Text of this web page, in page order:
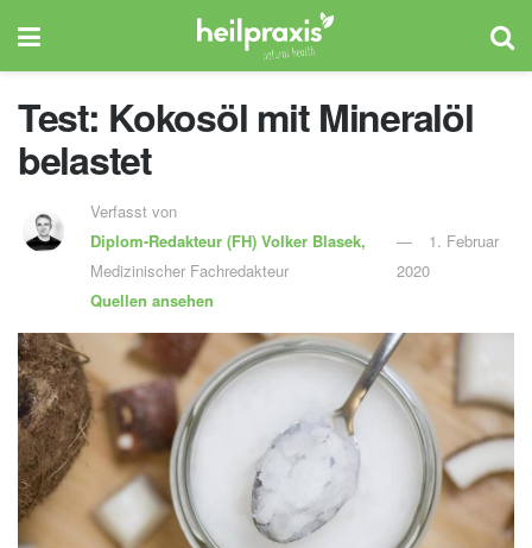
Test: Kokosöl mit Mineralöl
belastet
Verfasst von
Diplom-Redakteur (FH) Volker Blasek,
Medizinischer Fachredakteur
Quellen ansehen
1. Februar
2020